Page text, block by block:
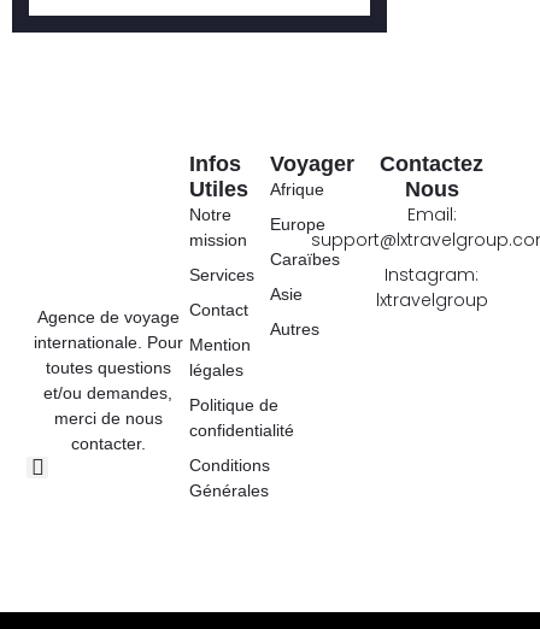
Agence de voyage
internationale. Pour
toutes questions
et/ou demandes,
merci de nous
contacter.
Voyager
Afrique
Europe
Caraïbes
Asie
Autres
Infos
Utiles
Notre
mission
Services
Contact
Mention
légales
Politique de
confidentialité
Conditions
Générales
Contactez
Nous
Email:
Instagram:
lxtravelgroup